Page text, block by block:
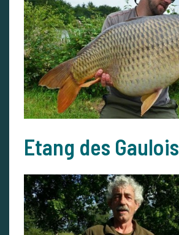
Etang des Gaulois